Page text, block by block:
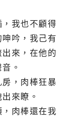
我也不顧得
吟，我己有
來，在他的
。
，肉棒狂暴
來瞭。
肉棒還在我